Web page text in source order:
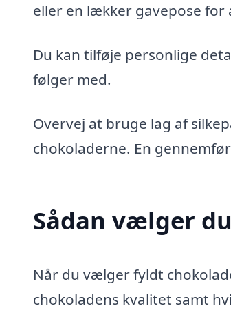
eller en lækker gavepose for
Du kan tilføje personlige
følger med.
Overvej at bruge lag af
chokoladerne. En
Sådan vælger
Når du vælger fyldt
chokoladens kvalitet samt